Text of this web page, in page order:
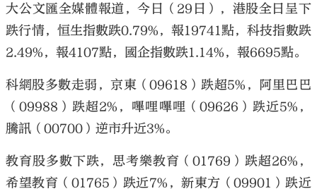
大公文匯全媒體報道，今日（29日），港股全日呈下
跌行情，恒生指數跌0.79%，報19741點，科技指數跌
2.49%，報4107點，國企指數跌1.14%，報6695點。
科網股多數走弱，京東（09618）跌超5%，阿里巴巴
（09988）跌超2%，嗶哩嗶哩（09626）跌近5%，
騰訊（00700）逆市升近3%。
教育股多數下跌，思考樂教育（01769）跌超26%，
希望教育（01765）跌近7%，新東方（09901）跌近